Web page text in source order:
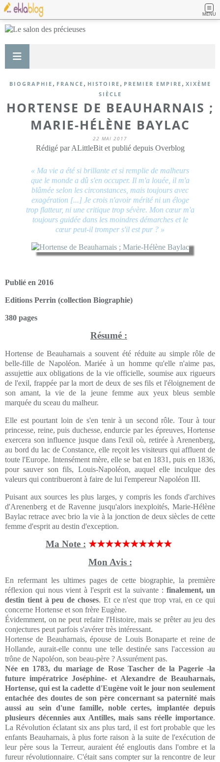
MENU
BIOGRAPHIE , FRANCE , HISTOIRE , PREMIER EMPIRE , XIXÈME
SIÈCLE
HORTENSE DE BEAUHARNAIS ;
MARIE-HÉLÈNE BAYLAC
22 MAI 2017
Rédigé par ALittleBit et publié depuis Overblog
« Ma vie a été si brillante et si remplie de malheurs
que le monde a dû s'en occuper. Il m'a louée, il m'a
blâmée selon les circonstances, mais toujours avec
exagération [...] Je crois n'avoir mérité ni un éloge
trop flatteur, ni une critique trop sévère. Mon cœur m'a
toujours guidée dans les moindres démarches et le
cœur peut-il tromper s'il est pur ? »
Publié en 2016
Editions Perrin (collection Biographie)
380 pages
Résumé :
Hortense de Beauharnais a souvent été réduite au simple rôle de
belle-fille de Napoléon. Mariée à un homme qu'elle n'aime pas,
assujettie aux obligations de la vie officielle, soumise aux rigueurs
de l'exil, frappée par la mort de deux de ses fils et l'éloignement de
son amant, la vie de la jeune femme aux yeux bleus semble
marquée du sceau du malheur.
Elle est pourtant loin de s'en tenir à un second rôle. Tour à tour
princesse, reine, puis duchesse, endurcie par les épreuves, Hortense
exercera son influence jusque dans l'exil où, retirée à Arenenberg,
au bord du lac de Constance, elle reçoit les visiteurs qui affluent de
toute l'Europe. Intensément mère, elle se bat en 1831, puis en 1836,
pour sauver son fils, Louis-Napoléon, auquel elle inculque des
valeurs qui contribueront à faire de lui l'empereur Napoléon III.
Puisant aux sources les plus larges, y compris les fonds d'archives
d'Arenenberg et de Ravenne jusqu'alors inexploités, Marie-Hélène
Baylac retrace avec brio la vie à la jonction de deux siècles de cette
femme d'esprit au destin d'exception.
Ma Note : ★★★★★★★★★★
Mon Avis :
En refermant les ultimes pages de cette biographie, la première
réflexion qui nous vient à l'esprit est la suivante : finalement, un
destin tient à peu de choses. Et ce n'est que trop vrai, en ce qui
concerne Hortense et son frère Eugène.
Évidemment, on ne peut refaire l'Histoire, mais se prêter au jeu des
conjectures peut parfois s'avérer très intéressant.
Hortense de Beauharnais, épouse de Louis Bonaparte et reine de
Hollande, aurait-elle connu une telle destinée sans l'accession au
trône de Napoléon, son beau-père ? Assurément pas.
Née en 1783, du mariage de Rose Tascher de la Pagerie -la
future impératrice Joséphine- et Alexandre de Beauharnais,
Hortense, qui est la cadette d'Eugène voit le jour non seulement
entachée des doutes de son père concernant sa paternité mais
aussi au sein d'une famille, noble certes, implantée depuis
plusieurs décennies aux Antilles, mais sans réelle importance.
La Révolution éclatant six ans plus tard, il est fort probable que les
enfants Beauharnais, à plus forte raison à la suite de l'exécution de
leur père sous la Terreur, auraient été engloutis dans l'ombre et la
fureur révolutionnaire. C'était sans compter sur la rencontre de leur